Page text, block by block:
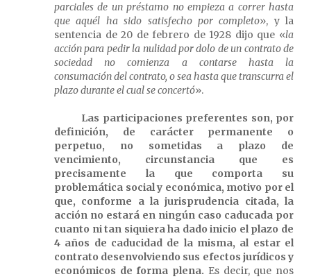
parciales de un préstamo no empieza a correr hasta
que aquél ha sido satisfecho por completo», y la
sentencia de 20 de febrero de 1928 dijo que «la
acción para pedir la nulidad por dolo de un contrato de
sociedad no comienza a contarse hasta la
consumación del contrato, o sea hasta que transcurra el
plazo durante el cual se concertó».
Las participaciones preferentes son, por
definición, de carácter permanente o
perpetuo, no sometidas a plazo de
vencimiento, circunstancia que es
precisamente la que comporta su
problemática social y económica, motivo por el
que, conforme a la jurisprudencia citada, la
acción no estará en ningún caso caducada por
cuanto ni tan siquiera ha dado inicio el plazo de
4 años de caducidad de la misma, al estar el
contrato desenvolviendo sus efectos jurídicos y
económicos de forma plena. Es decir, que nos